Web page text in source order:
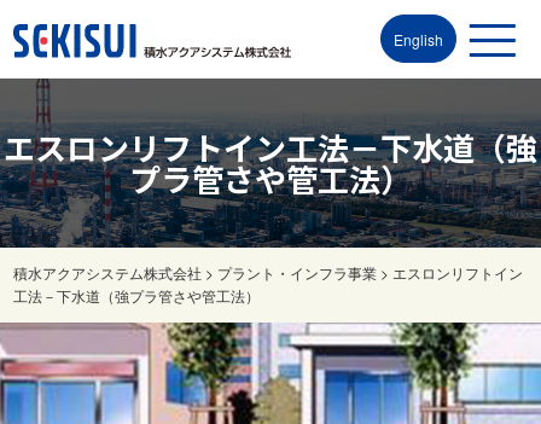
English
エスロンリフトイン工法－下水道（強
プラ管さや管工法）
積水アクアシステム株式会社 > プラント・インフラ事業 > エスロンリフトイン
工法－下水道（強プラ管さや管工法）